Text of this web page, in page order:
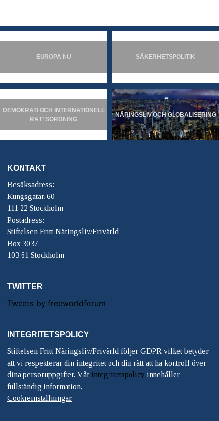
EUROPA NU SÄKERHETSPOLITIK
DEMOKRATI OCH INTERNATIONELL
RÄTTSORDNING
NÄRINGSLIV OCH GLOBALISERING
KONTAKT
Besöksadress:
Kungsgatan 60
111 22 Stockholm
Postadress:
Stiftelsen Fritt Näringsliv/Frivärld
Box 3037
103 61 Stockholm
TWITTER
Tweets by freeworldforum
INTEGRITETSPOLICY
Stiftelsen Fritt Näringsliv/Frivärld följer GDPR vilket betyder
att vi respekterar din integritet och din rätt att ha kontroll över
dina personuppgifter. Vår integritetspolicy innehåller
fullständig information.
Cookieinställningar